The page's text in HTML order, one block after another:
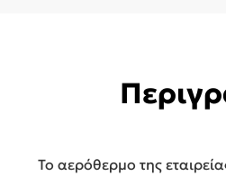
Το αερόθερμο της